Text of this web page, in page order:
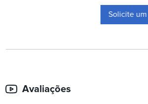
Solicite
Avaliações